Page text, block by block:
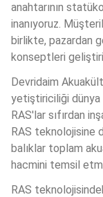
anahtarının
inanıyoruz.
birlikte, pazardan
konseptleri
Devridaim
yetiştiriciliği dünya
RAS'lar sıfırdan
RAS teknolojisine
balıklar toplam
hacmini temsil
RAS